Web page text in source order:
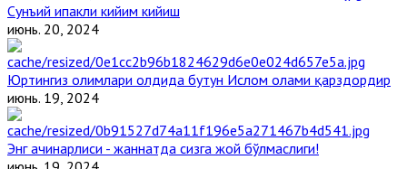
Сунъий ипакли кийим кийиш
июнь. 20, 2024
Юртингиз олимлари олдида бутун Ислом олами қарздордир
июнь. 19, 2024
Энг ачинарлиси - жаннатда сизга жой бўлмаслиги!